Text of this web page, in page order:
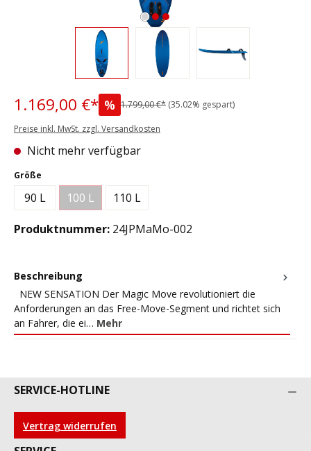
1.169,00 €* % 1.799,00 €* (35.02% gespart)
Preise inkl. MwSt. zzgl. Versandkosten
Nicht mehr verfügbar
Größe
90 L 100 L(Diese Option ist zurzeit nicht verfügbar.)
110 L
Produktnummer: 24JPMaMo-002
Beschreibung
NEW SENSATION Der Magic Move revolutioniert die
Anforderungen an das Free-Move-Segment und richtet sich
an Fahrer, die ei… Mehr
SERVICE-HOTLINE
Vertrag widerrufen